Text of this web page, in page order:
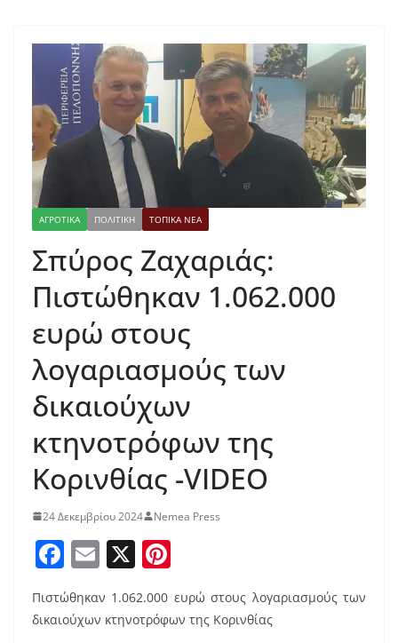
ΑΓΡΟΤΙΚΑ ΠΟΛΙΤΙΚΗ ΤΟΠΙΚΑ ΝΕΑ
Σπύρος Ζαχαριάς:
Πιστώθηκαν 1.062.000
ευρώ στους
λογαριασμούς των
δικαιούχων
κτηνοτρόφων της
Κορινθίας -VIDEO
24 Δεκεμβρίου 2024 Nemea Press
F
a
c
E
ai
X
er
Πιστώθηκαν 1.062.000 ευρώ στους λογαριασμούς των
δικαιούχων κτηνοτρόφων της Κορινθίας